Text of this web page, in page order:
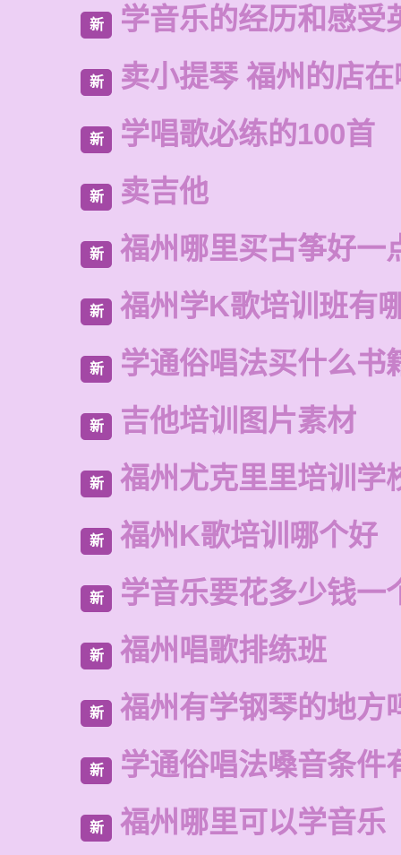
新 学音乐的经历和感受
新 卖小提琴 福州的店
新 学唱歌必练的100首
新 卖吉他
新 福州哪里买古筝好一
新 福州学K歌培训班有
新 学通俗唱法买什么书
新 吉他培训图片素材
新 福州尤克里里培训学
新 福州K歌培训哪个好
新 学音乐要花多少钱一
新 福州唱歌排练班
新 福州有学钢琴的地方
新 学通俗唱法嗓音条件
新 福州哪里可以学音乐